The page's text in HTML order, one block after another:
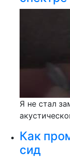
Я не стал
Как
сид